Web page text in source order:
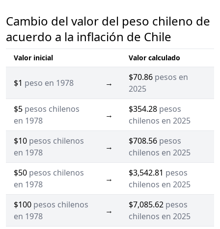
Cambio del valor del peso chileno de
acuerdo a la inflación de Chile
Valor inicial Valor calculado
$1 peso en 1978 →
$70.86 pesos en
2025
$5 pesos chilenos
en 1978
→
$354.28 pesos
chilenos en 2025
$10 pesos chilenos
en 1978
→
$708.56 pesos
chilenos en 2025
$50 pesos chilenos
en 1978
→
$3,542.81 pesos
chilenos en 2025
$100 pesos chilenos
en 1978
→
$7,085.62 pesos
chilenos en 2025